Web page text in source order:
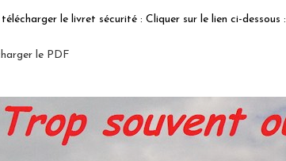
le livret sécurité : Cliquer sur le lien ci-dessous :
le PDF